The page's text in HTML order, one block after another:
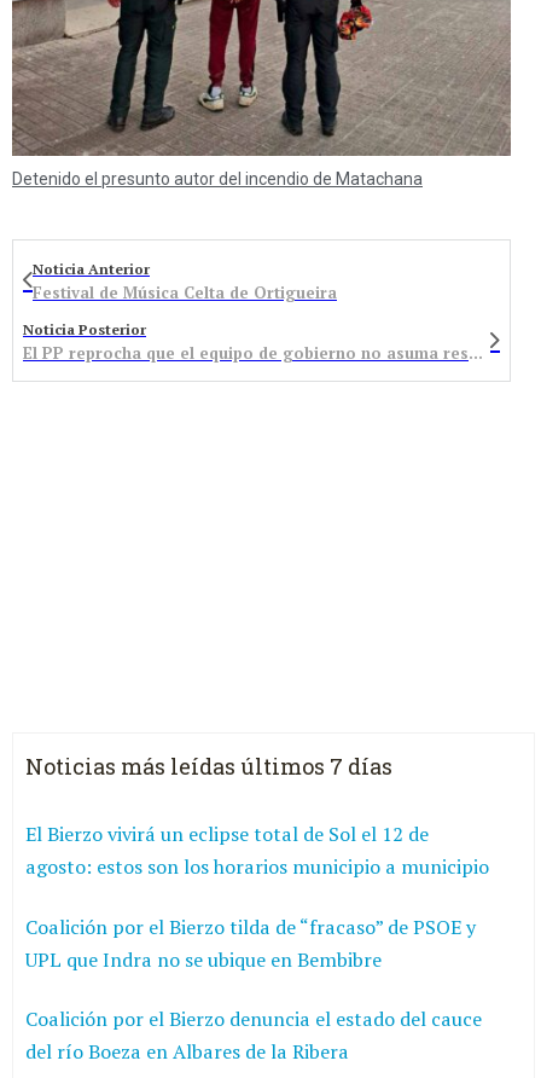
Detenido el presunto autor del incendio de Matachana
Noticia Anterior
Festival de Música Celta de Ortigueira
Noticia Posterior
El PP reprocha que el equipo de gobierno no asuma responsabilidades
Noticias más leídas últimos 7 días
El Bierzo vivirá un eclipse total de Sol el 12 de
agosto: estos son los horarios municipio a municipio
Coalición por el Bierzo tilda de “fracaso” de PSOE y
UPL que Indra no se ubique en Bembibre
Coalición por el Bierzo denuncia el estado del cauce
del río Boeza en Albares de la Ribera